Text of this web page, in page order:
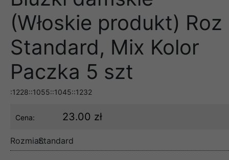
(Włoskie produkt) Roz
Standard, Mix Kolor
Paczka 5 szt
:1228::1055::1045::1232
Cena: 23.00 zł
Rozmiar:Standard